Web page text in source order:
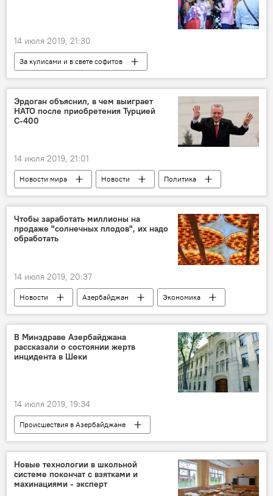
14 июля 2019, 21:30
За кулисами и в свете софитов
Азербайджан
Новости мира
Новости
Культура ЖИЗНЬ
Эрдоган объяснил, в чем выиграет
НАТО после приобретения Турцией
С-400
14 июля 2019, 21:01
Новости мира Новости
Политика
Россия
США
Турция
С-400
НАТО
Чтобы заработать миллионы на
продаже "солнечных плодов", их надо
обработать
14 июля 2019, 20:37
Новости Азербайджан
Экономика
ТЕХНОЛОГИИ
ЖИЗНЬ
хурма
экспорт
Натик Джафарли
В Минздраве Азербайджана
рассказали о состоянии жертв
инцидента в Шеки
14 июля 2019, 19:34
Происшествия в Азербайджане
Азербайджан
Новости
Происшествия
ЖИЗНЬ
Здоровье
Шеки
дерево
пострадавшие
Новые технологии в школьной
системе покончат с взятками и
махинациями - эксперт